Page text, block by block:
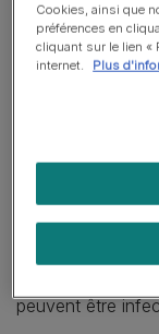
Qu'est-
mon chat
chatons et les
Ils sont longs,
Les œufs de ces
peuvent être
Cookies, ainsi que
préférences en
cliquant sur le lien «
internet.
Plus